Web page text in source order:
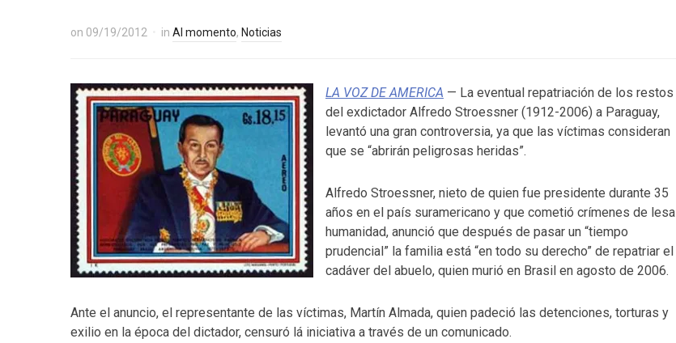
on 09/19/2012 in Al momento, Noticias
LA VOZ DE AMERICA — La eventual repatriación de los restos
del exdictador Alfredo Stroessner (1912-2006) a Paraguay,
levantó una gran controversia, ya que las víctimas consideran
que se “abrirán peligrosas heridas”.
Alfredo Stroessner, nieto de quien fue presidente durante 35
años en el país suramericano y que cometió crímenes de lesa
humanidad, anunció que después de pasar un “tiempo
prudencial” la familia está “en todo su derecho” de repatriar el
cadáver del abuelo, quien murió en Brasil en agosto de 2006.
Ante el anuncio, el representante de las víctimas, Martín Almada, quien padeció las detenciones, torturas y
exilio en la época del dictador, censuró lá iniciativa a través de un comunicado.